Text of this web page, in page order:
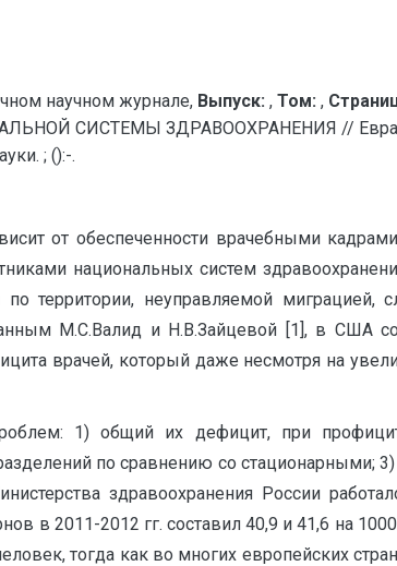
научном журнале, Выпуск: , Том: ,
СИСТЕМЫ ЗДРАВООХРАНЕНИЯ //
; ():-.
от обеспеченности врачебными
национальных систем
территории, неуправляемой миграцией,
М.С.Валид и Н.В.Зайцевой [1], в США
врачей, который даже несмотря на
1) общий их дефицит, при
по сравнению со стационарными;
здравоохранения России
в 2011-2012 гг. составил 40,9 и 41,6 на
тогда как во многих европейских